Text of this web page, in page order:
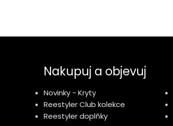
Nakupuj a objevuj
Novinky - Kryty
Reestyler Club kolekce
Reestyler doplňky